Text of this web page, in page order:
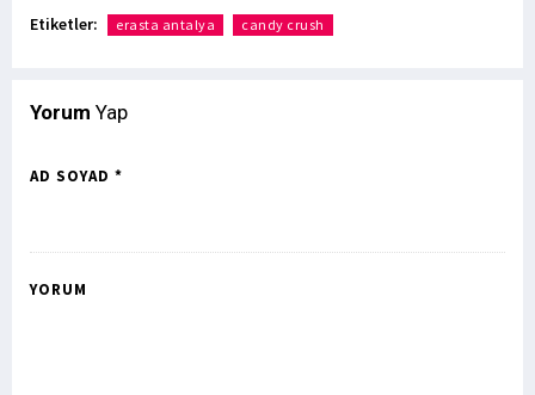
Etiketler: erasta antalya candy crush
Yorum Yap
AD SOYAD *
YORUM